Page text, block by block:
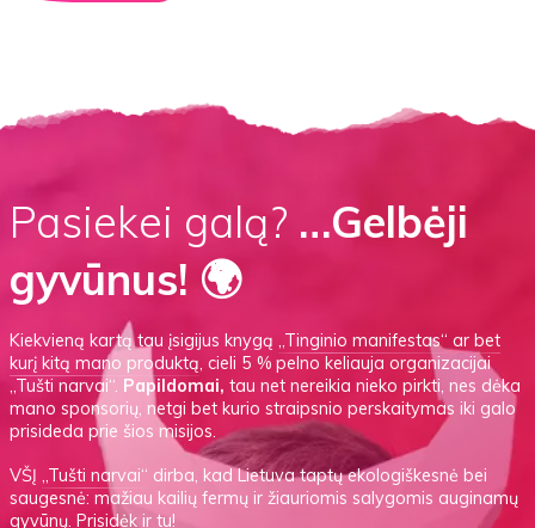
Pasiekei galą? …Gelbėji
gyvūnus! 🌍
Kiekvieną kartą tau įsigijus knygą„Tinginio manifestas“ arbet
kurį kitą mano produktą, cieli 5 % pelno keliauja organizacijai
„Tušti narvai“. Papildomai, tau net nereikia nieko pirkti, nes dėka
mano sponsorių, netgi bet kurio straipsnio perskaitymas iki galo
prisideda prie šios misijos.
VŠĮ„Tušti narvai“ dirba, kad Lietuva taptų ekologiškesnė bei
saugesnė: mažiau kailių fermų ir žiauriomis salygomis auginamų
gyvūnų.Prisidėk ir tu!